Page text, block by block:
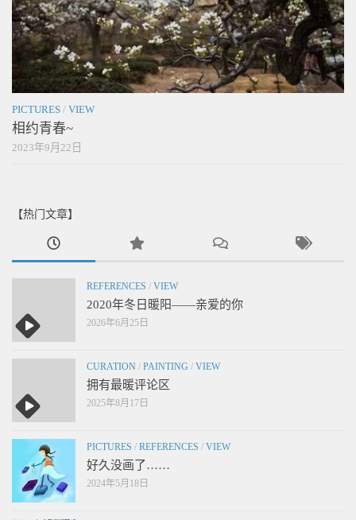
PICTURES / VIEW
相约青春~
2023年9月22日
【热门文章】
REFERENCES / VIEW
2020年冬日暖阳——亲爱的你
2026年6月25日
CURATION / PAINTING / VIEW
拥有最暖评论区
2025年8月17日
PICTURES / REFERENCES / VIEW
好久没画了……
2024年5月18日